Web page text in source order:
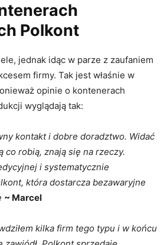
Polkont
jednak idąc w parze z zaufaniem
firmy. Tak jest właśnie w
opinie o kontenerach
wyglądają tak:
kontakt i dobre doradztwo. Widać
co robią, znają się na rzeczy.
i systematycznie
która dostarcza bezawaryjne
~ Marcel
kilka firm tego typu i w końcu